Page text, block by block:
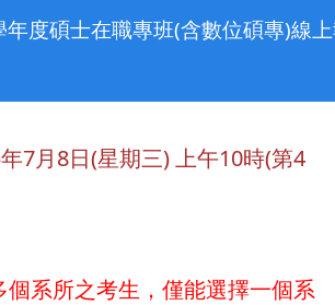
度碩士在職專班(含數位碩專)線
7月8日(星期三) 上午10時(第4
個系所之考生，僅能選擇一個系